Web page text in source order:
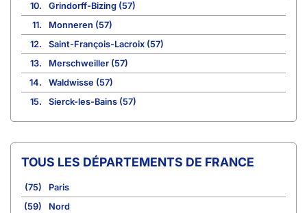
10.
Grindorff-Bizing (57)
11.
Monneren (57)
12.
Saint-François-Lacroix (57)
13.
Merschweiller (57)
14.
Waldwisse (57)
15.
Sierck-les-Bains (57)
TOUS LES DÉPARTEMENTS DE FRANCE
(75)
Paris
(59)
Nord